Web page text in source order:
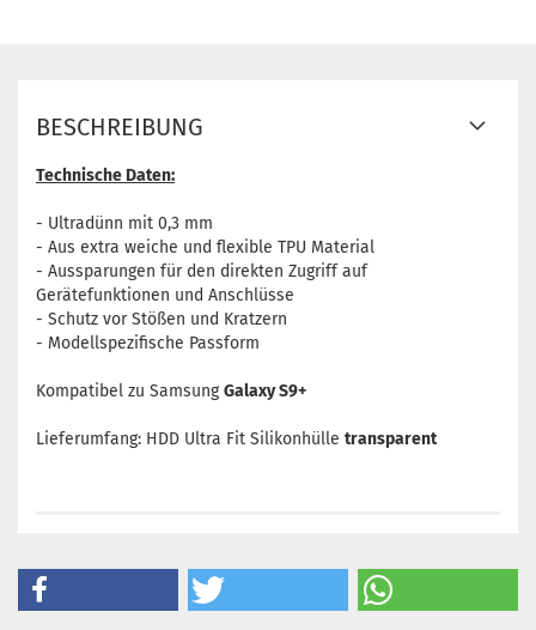
BESCHREIBUNG
Technische Daten:
- Ultradünn mit 0,3 mm
- Aus extra weiche und flexible TPU Material
- Aussparungen für den direkten Zugriff auf
Gerätefunktionen und Anschlüsse
- Schutz vor Stößen und Kratzern
- Modellspezifische Passform
Kompatibel zu SamsungGalaxy S9+
Lieferumfang: HDD Ultra Fit Silikonhülle transparent